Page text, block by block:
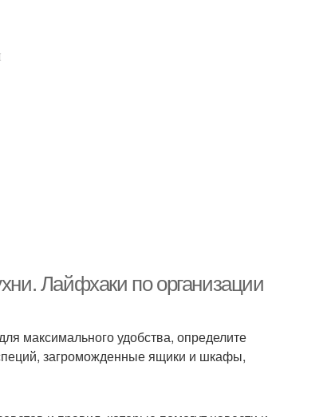
Лайфхаки по организации
максимального удобства, определите
загроможденные ящики и шкафы,